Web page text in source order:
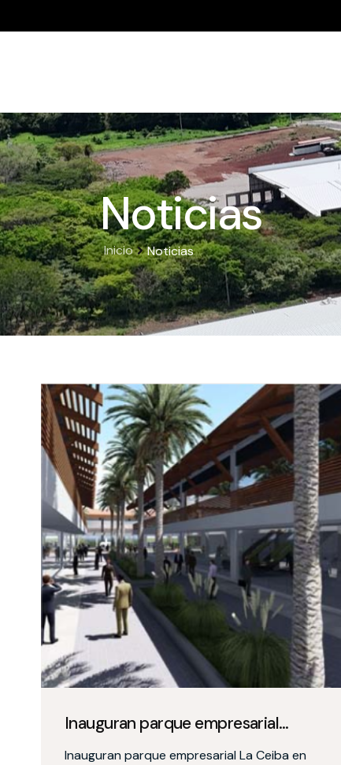
Noticias
Noticias
Inauguran parque empresarial…
Inauguran parque empresarial La Ceiba en